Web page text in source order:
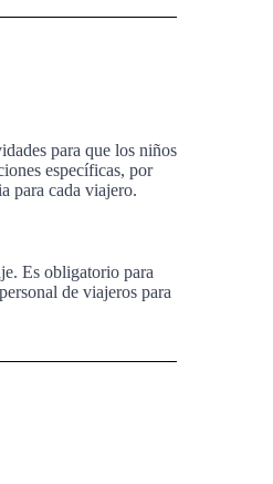
para que los niños
específicas, por
para cada viajero.
Es obligatorio para
de viajeros para